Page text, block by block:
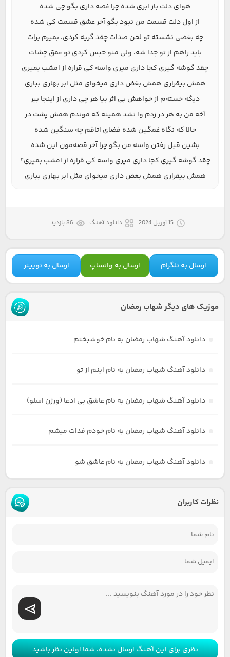
هوای دلت باز ابری شده چرا غصه داری بگو چی شده
از اول دلت قسمت من نبود بگو آخر عشق قسمت کی شده
چه بغضی نشسته تو لحن صدات چقد گریه کردی، بمیرم برات
باید راهم از تو جدا شه، ولی منو حبس کردی تو عمق چشات
چقد گوشه گیری کجا داری میری واسه کی قراره از امشب بمیری
همش بیقراری همش بغض داری میخوای مثل ابر بهاری بباری
دیگه خسته‌م از خواهش بی اثر بیا هر چی داری از اینجا ببر
آخه من به هر در زدم وا نشد همینه که موندم همش پشت در
حالا که نگاه غمگین شده فضای اتاقم چه سنگین شده
بشین قبل رفتن واسه من بگو چرا آخر قصه‌مون این شده
چقد گوشه گیری کجا داری میری واسه کی قراره از امشب بمیری؟
همش بیقراری همش بغض داری میخوای مثل ابر بهاری بباری
15 آوریل 2024 دانلود آهنگ 86 بازدید
ارسال به تلگرام ارسال به واتساپ ارسال به توییتر
موزیک های دیگر شهاب رمضان
دانلود آهنگ شهاب رمضان به نام خوشبختم
دانلود آهنگ شهاب رمضان به نام اینم از تو
دانلود آهنگ شهاب رمضان به نام عاشق بی ادعا (ورژن اسلو)
دانلود آهنگ شهاب رمضان به نام خودم فدات میشم
دانلود آهنگ شهاب رمضان به نام عاشق شو
نظرات کاربران
نظری برای این آهنگ ارسال نشده، شما اولین نظر باشید